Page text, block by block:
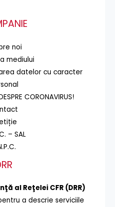
noi
mediului
datelor cu caracter
CORONAVIRUS!
– SAL
al Reţelei CFR (DRR)
a descrie serviciile